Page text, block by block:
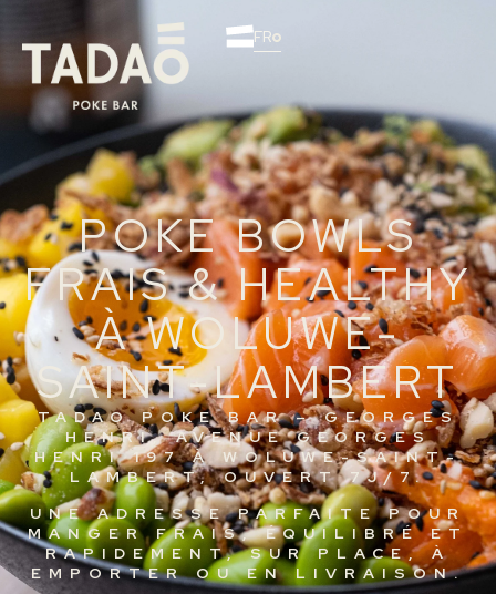
FR
POKE BOWLS
FRAIS & HEALTHY
À WOLUWE-
SAINT-LAMBERT
TADAO POKE BAR – GEORGES
HENRI, AVENUE GEORGES
HENRI 197 À WOLUWE-SAINT-
LAMBERT, OUVERT 7J/7.
UNE ADRESSE PARFAITE POUR
MANGER FRAIS, ÉQUILIBRÉ ET
RAPIDEMENT, SUR PLACE, À
EMPORTER OU EN LIVRAISON.